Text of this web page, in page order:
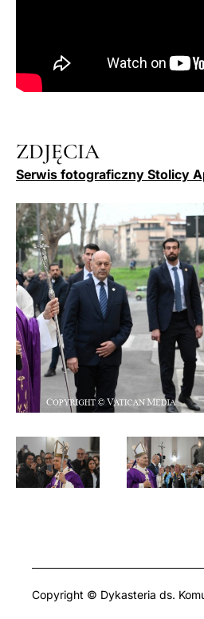
ZDJĘCIA
Serwis fotograficzny Stolicy
Copyright © Dykasteria ds.